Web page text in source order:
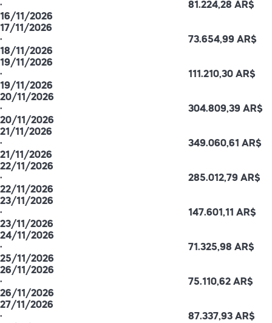
·
16/11/2026
81.224,28 AR$
17/11/2026
·
18/11/2026
73.654,99 AR$
19/11/2026
·
19/11/2026
111.210,30 AR$
20/11/2026
·
20/11/2026
304.809,39 AR$
21/11/2026
·
21/11/2026
349.060,61 AR$
22/11/2026
·
22/11/2026
285.012,79 AR$
23/11/2026
·
23/11/2026
147.601,11 AR$
24/11/2026
·
25/11/2026
71.325,98 AR$
26/11/2026
·
26/11/2026
75.110,62 AR$
27/11/2026
·
87.337,93 AR$